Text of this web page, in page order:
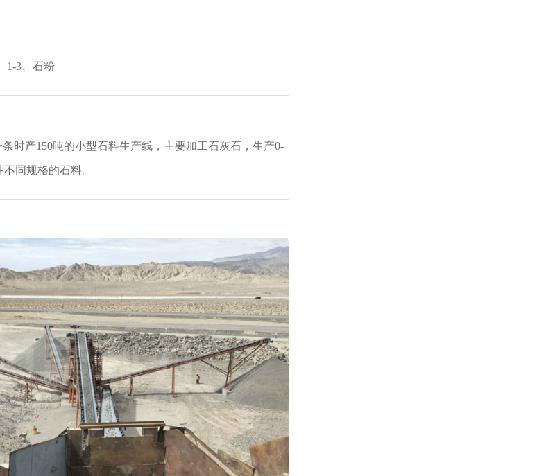
1-3、石粉
时产150吨的小型石料生产线，主要加工石灰石，生产0-
同规格的石料。